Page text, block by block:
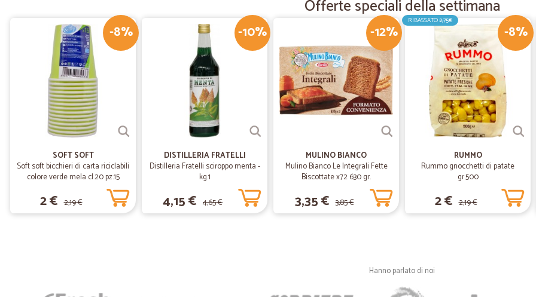
Simone Paolo
— Piera S.
Tutto bene
Tutto bene, consegna rapida e
—Tiziana T.
Buongiorno Io mi sono
Buongiorno Io mi sono trovata
siete una azienda perfetta buona
Offerte speciali della settimana
-8%
SOFT SOFT
Soft soft bicchieri di carta riciclabili
colore verde mela cl.20 pz.15
2 € 2,19 €
-10%
DISTILLERIA FRATELLI
Distilleria Fratelli sciroppo menta -
kg.1
4,15 € 4,65 €
-12%
MULINO BIANCO
Mulino Bianco Le Integrali Fette
Biscottate x72 630 gr.
3,35 € 3,85 €
-8%
RIBASSATO2,75€
RUMMO
Rummo gnocchetti di patate
gr.500
2 € 2,19 €
Hanno parlato di noi